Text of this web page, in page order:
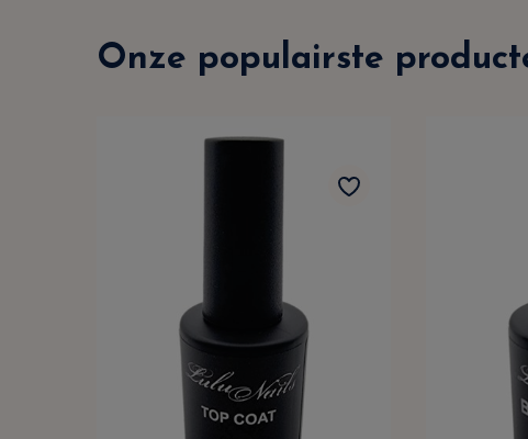
Onze populairste